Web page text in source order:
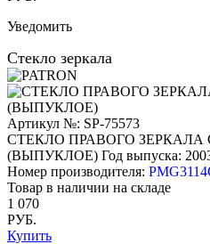
Уведомить
Стекло зеркала
Артикул №: SP-75573
СТЕКЛО ПРАВОГО
(ВЫПУКЛОЕ) Год выпуска:
Номер производителя:
Товар в наличии на складе
1 070
РУБ.
Купить